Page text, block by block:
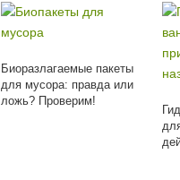
Биоразлагаемые пакеты
для мусора: правда или
ложь? Проверим!